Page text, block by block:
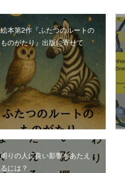
絵本第2作『ふたつのルートの
ものがたり』出版に寄せて
周りの人に良い影響をあたえ
るには？